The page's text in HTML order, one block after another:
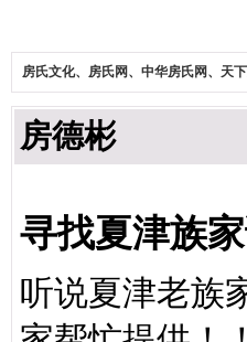
房氏文化、房氏网、中华房氏网、天
房德彬
寻找夏津族
听说夏津老族